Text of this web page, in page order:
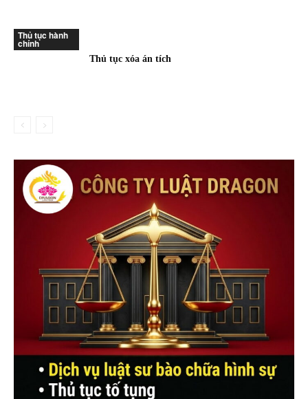
Thủ tục hành
chính
Thủ tục xóa án tích